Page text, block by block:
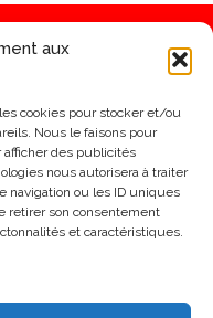
aux
cookies pour stocker et/ou
Nous le faisons pour
afficher des publicités
nous autorisera à traiter
navigation ou les ID uniques
retirer son consentement
et caractéristiques.